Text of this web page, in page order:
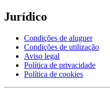
Jurídico
Condições de aluguer
Condições de utilização
Aviso legal
Política de privacidade
Política de cookies